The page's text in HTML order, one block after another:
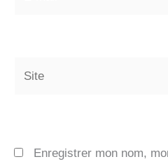
Enregistrer mon nom,